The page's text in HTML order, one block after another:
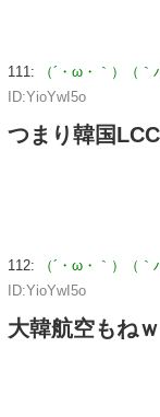
111: （´・ω・｀）（
ID:YioYwI5o
つまり韓国
112: （´・ω・｀）（
ID:YioYwI5o
大韓航空もねｗ